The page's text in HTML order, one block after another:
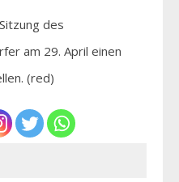
des
am 29. April einen
(red)